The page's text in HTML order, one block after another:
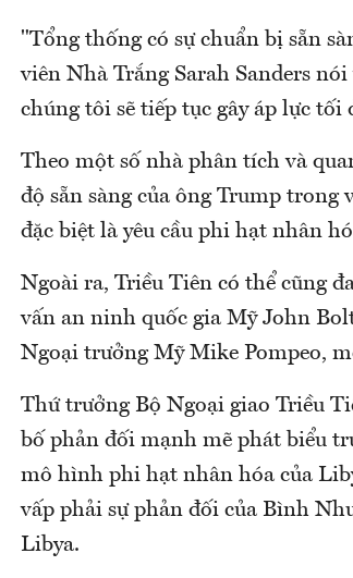
"Tổng thống có sự chuẩn bị sẵn
viên Nhà Trắng Sarah Sanders
chúng tôi sẽ tiếp tục gây áp lực tối
Theo một số nhà phân tích và
độ sẵn sàng của ông Trump
đặc biệt là yêu cầu phi hạt nhân
Ngoài ra, Triều Tiên có thể cũng
vấn an ninh quốc gia Mỹ John
Ngoại trưởng Mỹ Mike Pompeo,
Thứ trưởng Bộ Ngoại giao Triều
bố phản đối mạnh mẽ phát biểu
mô hình phi hạt nhân hóa của
vấp phải sự phản đối của Bình
Libya.